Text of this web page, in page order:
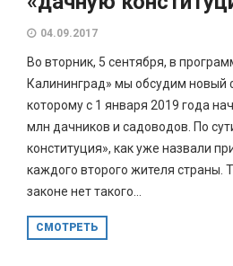
04.09.2017
Во вторник, 5 сентября, в
Калининград» мы обсудим новый
которому с 1 января 2019 года
млн дачников и садоводов. По
конституция», как уже назвали
каждого второго жителя страны.
законе нет такого...
СМОТРЕТЬ